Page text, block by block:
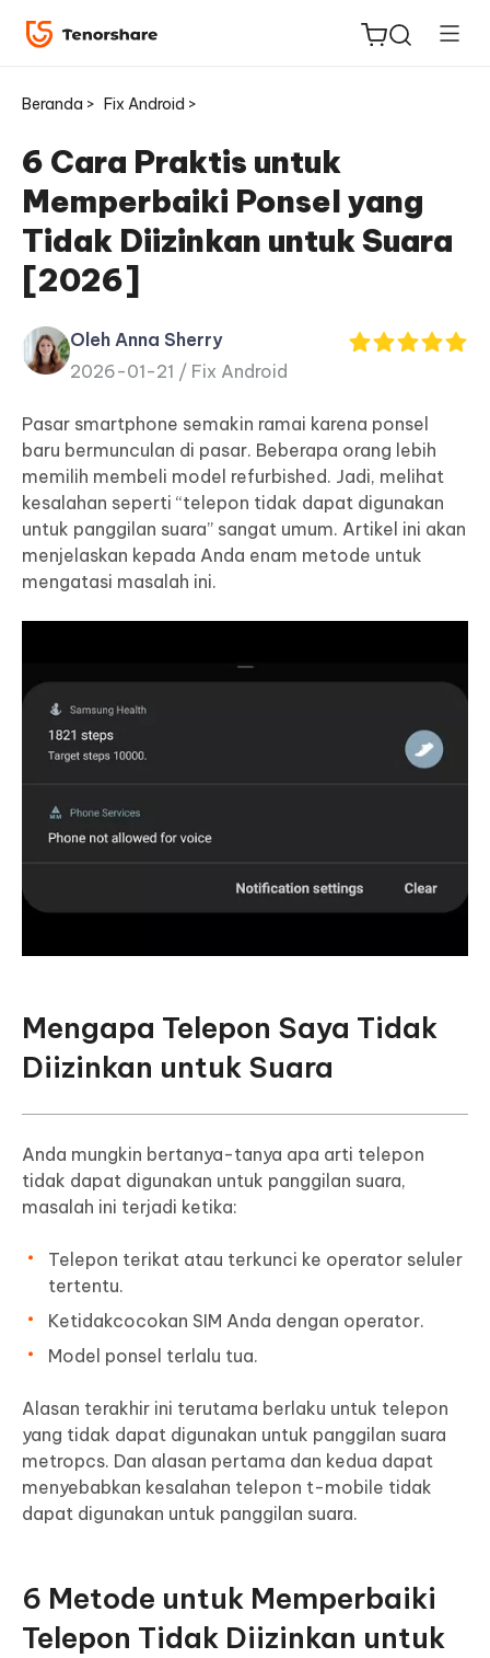
ReiBoot
untuk
iOS
Tenorshare
PDNob
iAnyGo
Beranda > Fix Android >
6 Cara Praktis untuk
Memperbaiki Ponsel yang
Tidak Diizinkan untuk Suara
[2026]
Oleh Anna Sherry
2026-01-21 / Fix Android
Pasar smartphone semakin ramai karena ponsel
baru bermunculan di pasar. Beberapa orang lebih
memilih membeli model refurbished. Jadi, melihat
kesalahan seperti “telepon tidak dapat digunakan
untuk panggilan suara” sangat umum. Artikel ini akan
menjelaskan kepada Anda enam metode untuk
mengatasi masalah ini.
Mengapa Telepon Saya Tidak
Diizinkan untuk Suara
Anda mungkin bertanya-tanya apa arti telepon
tidak dapat digunakan untuk panggilan suara,
masalah ini terjadi ketika:
Telepon terikat atau terkunci ke operator seluler
tertentu.
Ketidakcocokan SIM Anda dengan operator.
Model ponsel terlalu tua.
Alasan terakhir ini terutama berlaku untuk telepon
yang tidak dapat digunakan untuk panggilan suara
metropcs. Dan alasan pertama dan kedua dapat
menyebabkan kesalahan telepon t-mobile tidak
dapat digunakan untuk panggilan suara.
6 Metode untuk Memperbaiki
Telepon Tidak Diizinkan untuk